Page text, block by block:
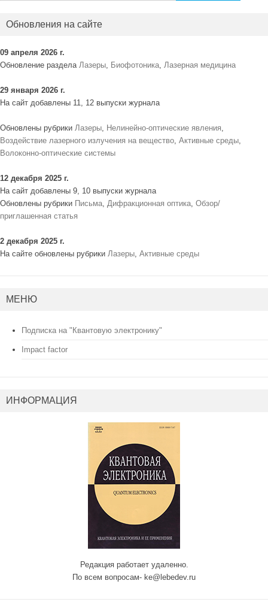
Обновления на сайте
09 апреля 2026 г.
Обновление раздела Лазеры, Биофотоника, Лазерная медицина
29 января 2026 г.
На сайт добавлены 11, 12 выпуски журнала
Обновлены рубрики Лазеры, Нелинейно-оптические явления,
Воздействие лазерного излучения на вещество, Активные среды,
Волоконно-оптические системы
12 декабря 2025 г.
На сайт добавлены 9, 10 выпуски журнала
Обновлены рубрики Письма, Дифракционная оптика, Обзор/
приглашенная статья
2 декабря 2025 г.
На сайте обновлены рубрики Лазеры, Активные среды
МЕНЮ
Подписка на "Квантовую электронику"
Impact factor
ИНФОРМАЦИЯ
Редакция работает удаленно.
По всем вопросам- ke@lebedev.ru